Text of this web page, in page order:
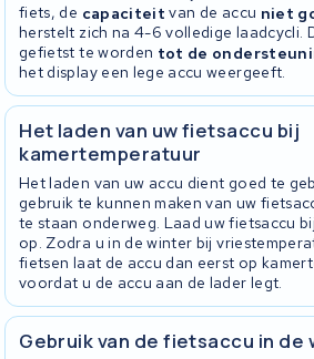
fiets, de capaciteit van de accu niet
herstelt zich na 4-6 volledige laadcycli.
gefietst te worden tot de
het display een lege accu weergeeft.
Het laden van uw fietsaccu bij
kamertemperatuur
Het laden van uw accu dient goed te
gebruik te kunnen maken van uw
te staan onderweg. Laad uw fietsaccu
op. Zodra u in de winter bij
fietsen laat de accu dan eerst op
voordat u de accu aan de lader legt.
Gebruik van de fietsaccu in de